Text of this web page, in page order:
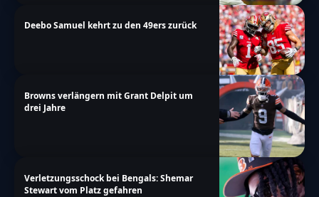
Deebo Samuel kehrt zu den 49ers zurück
Browns verlängern mit Grant Delpit um
drei Jahre
Verletzungsschock bei Bengals: Shemar
Stewart vom Platz gefahren